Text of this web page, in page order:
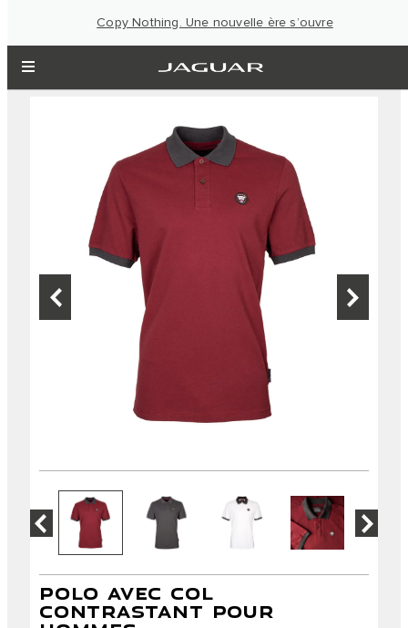
Copy Nothing. Une nouvelle ère s’ouvre
POLO AVEC COL
CONTRASTANT POUR